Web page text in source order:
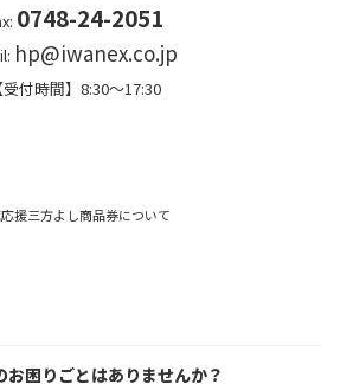
0748-24-2051
hp@iwanex.co.jp
受付時間】8:30～17:30
援三方よし商品券について
お困りごとはありませんか？